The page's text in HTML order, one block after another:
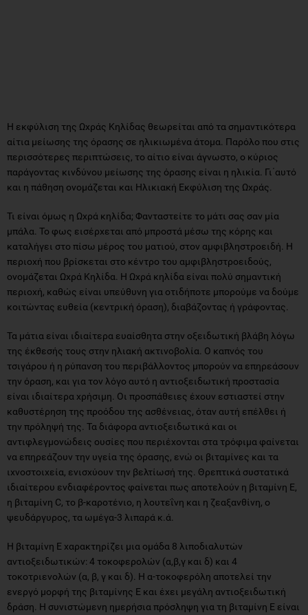
Η εκφύλιση της Ωχράς Κηλίδας θεωρείται από τα σημαντικότερα
αίτια μείωσης της όρασης σε ηλικιωμένα άτομα. Παρόλο που στις
περισσότερες περιπτώσεις, το αίτιο είναι άγνωστο, ο κύριος
παράγοντας κινδύνου μείωσης της όρασης είναι η ηλικία. Γι΄αυτό
και η πάθηση ονομάζεται και Ηλικιακή Εκφύλιση της Ωχράς.
Τι είναι όμως η Ωχρά κηλίδα; Φανταστείτε το μάτι σας σαν μία
μπάλα. Το φως εισέρχεται από μπροστά μέσω της κόρης και
καταλήγει στο πίσω μέρος του ματιού, στον αμφιβληστροειδή. Η
περιοχή που βρίσκεται στο κέντρο του αμφιβληστροειδούς,
ονομάζεται Ωχρά Κηλίδα. Η Ωχρά κηλίδα είναι πολύ σημαντική
περιοχή, καθώς είναι υπεύθυνη για οτιδήποτε μπορούμε να δούμε
κοιτώντας ευθεία (κεντρική όραση), διαβάζοντας ή γράφοντας.
Τα μάτια είναι ιδιαίτερα ευαίσθητα στην οξειδωτική βλάβη λόγω
της έκθεσής τους στην ηλιακή ακτινοβολία. Ο καπνός του
τσιγάρου ή η ρύπανση του περιβάλλοντος μπορούν να επηρεάσουν
την όραση, και για τον λόγο αυτό η αντιοξειδωτική προστασία
είναι ιδιαίτερα χρήσιμη. Οι προσπάθειες έχουν εστιαστεί στην
καθυστέρηση της προόδου της ασθένειας, όταν αυτή επέλθει ή
την πρόληψή της. Τα διάφορα αντιοξειδωτικά και οι
αντιφλεγμονώδεις ουσίες που περιέχονται στα τρόφιμα φαίνεται
να επηρεάζουν την υγεία της όρασης, ενώ οι βιταμίνες και τα
ιχνοστοιχεία, ενισχύουν την βελτίωσή της. Θρεπτικά συστατικά
ιδιαίτερου ενδιαφέροντος φαίνεται πως αποτελούν η βιταμίνη Ε,
η βιταμίνη C, το β-καροτένιο, η λουτεΐνη και η ζεαξανθίνη, ο
ψευδάργυρος, τα ωμέγα-3 λιπαρά κ.ά.
Η βιταμίνη Ε χαρακτηρίζει μια ομάδα 8 λιποδιαλυτών
αντιοξειδωτικών: 4 τοκοφερολών (α,β,γ και δ) και 4
τοκοτριενολών (α, β, γ και δ). Η α-τοκοφερόλη αποτελεί την
ενεργό μορφή της βιταμίνης Ε και έχει μεγάλη αντιοξειδωτική
δράση. Η συνιστώμενη ημερήσια πρόσληψη για τη βιταμίνη Ε είναι